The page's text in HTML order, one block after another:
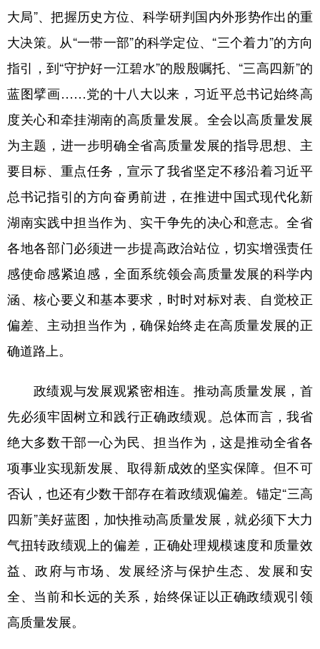
大局”、把握历史方位、科学研判国内外形势作出的重
大决策。从“一带一部”的科学定位、“三个着力”的方向
指引，到“守护好一江碧水”的殷殷嘱托、“三高四新”的
蓝图擘画……党的十八大以来，习近平总书记始终高
度关心和牵挂湖南的高质量发展。全会以高质量发展
为主题，进一步明确全省高质量发展的指导思想、主
要目标、重点任务，宣示了我省坚定不移沿着习近平
总书记指引的方向奋勇前进，在推进中国式现代化新
湖南实践中担当作为、实干争先的决心和意志。全省
各地各部门必须进一步提高政治站位，切实增强责任
感使命感紧迫感，全面系统领会高质量发展的科学内
涵、核心要义和基本要求，时时对标对表、自觉校正
偏差、主动担当作为，确保始终走在高质量发展的正
确道路上。
政绩观与发展观紧密相连。推动高质量发展，首
先必须牢固树立和践行正确政绩观。总体而言，我省
绝大多数干部一心为民、担当作为，这是推动全省各
项事业实现新发展、取得新成效的坚实保障。但不可
否认，也还有少数干部存在着政绩观偏差。锚定“三高
四新”美好蓝图，加快推动高质量发展，就必须下大力
气扭转政绩观上的偏差，正确处理规模速度和质量效
益、政府与市场、发展经济与保护生态、发展和安
全、当前和长远的关系，始终保证以正确政绩观引领
高质量发展。